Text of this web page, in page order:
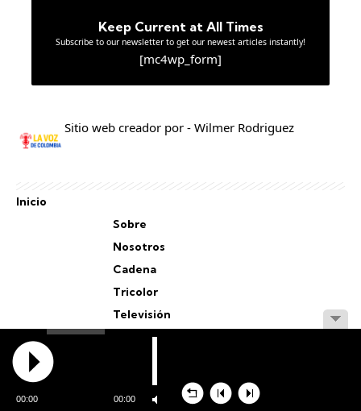
Keep Current at All Times
Subscribe to our newsletter to get our newest articles instantly!
[mc4wp_form]
Sitio web creador por - Wilmer Rodriguez
Inicio
Sobre
Nosotros
Cadena
Tricolor
Televisión
Personal
00:00 00:00